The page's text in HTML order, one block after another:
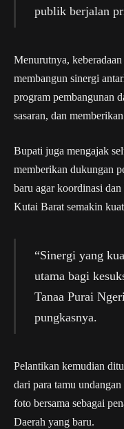
publik berjalan
Menurutnya,
membangun sinergi
program pembangunan
sasaran, dan
Bupati juga mengajak
memberikan dukungan
baru agar koordinasi
Kutai Barat semakin
“Sinergi yang
utama bagi
Tanaa Purai
pungkasnya.
Pelantikan kemudian
dari para tamu
foto bersama sebagai
Daerah yang baru.